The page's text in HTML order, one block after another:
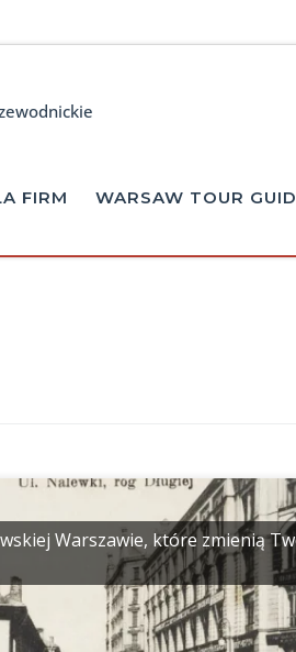
FIRM
WARSAW TOUR
Warszawie, które zmienią